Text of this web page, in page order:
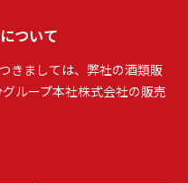
ついて
きましては、弊社の酒類販
ループ本社株式会社の販売